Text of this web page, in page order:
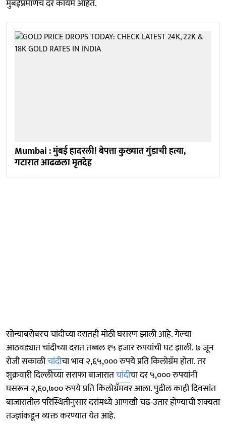
मुंबईप्रमाणेच दर कायम आहेत.
Mumbai : मुंबई हादरली! बेपत्ता कुख्यात गुंडाची हत्या,
गटारात आढळला मृतदेह
सोन्याबरोबरच चांदीच्या दरातही मोठी घसरण झाली आहे. गेल्या
आठवड्यात चांदीच्या दरात तब्बल १५ हजार रुपयांची घट झाली. ७ जून
रोजी सकाळीचांदीचा भाव २,६५,००० रुपये प्रति किलोग्रॅम होता. तर
शुक्रवारी दिल्लीच्या सराफा बाजारातचांदीचा दर ५,००० रुपयांनी
घसरून २,६०,७०० रुपये प्रति किलोग्रॅमवर आला. पुढील काही दिवसांत
बाजारातील परिस्थितीनुसार दरांमध्ये आणखी चढ-उतार होण्याची शक्यता
तज्ज्ञांकडून व्यक्त करण्यात येत आहे.